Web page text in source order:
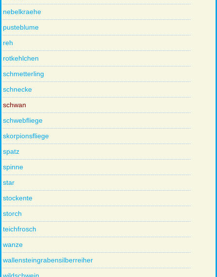
nebelkraehe
pusteblume
reh
rotkehlchen
schmetterling
schnecke
schwan
schwebfliege
skorpionsfliege
spatz
spinne
star
stockente
storch
teichfrosch
wanze
wallensteingrabensilberreiher
wildschwein